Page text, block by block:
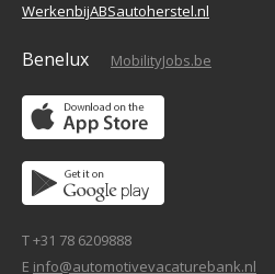
WerkenbijABSautoherstel.nl
Benelux MobilityJobs.be
T +31 78 6209888
E info@automotivevacaturebank.nl